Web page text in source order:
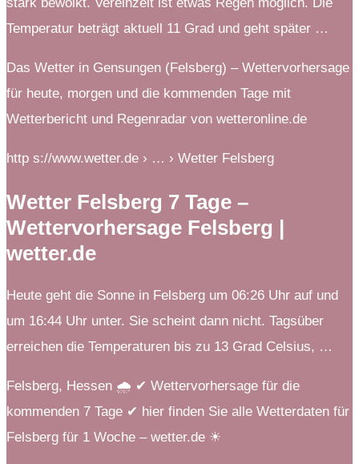
stark bewölkt. Vereinzelt ist etwas Regen möglich. Die
Temperatur beträgt aktuell 11 Grad und geht später …
Das Wetter in Gensungen (Felsberg) – Wettervorhersage
für heute, morgen und die kommenden Tage mit
Wetterbericht und Regenradar von wetteronline.de
http s://www.wetter.de › … › Wetter Felsberg
Wetter Felsberg 7 Tage –
Wettervorhersage Felsberg |
wetter.de
Heute geht die Sonne in Felsberg um 06:26 Uhr auf und
um 16:44 Uhr unter. Sie scheint dann nicht. Tagsüber
erreichen die Temperaturen bis zu 13 Grad Celsius, …
Felsberg, Hessen 🌧️ ✔ Wettervorhersage für die
kommenden 7 Tage ✔ hier finden Sie alle Wetterdaten für
Felsberg für 1 Woche – wetter.de ☀